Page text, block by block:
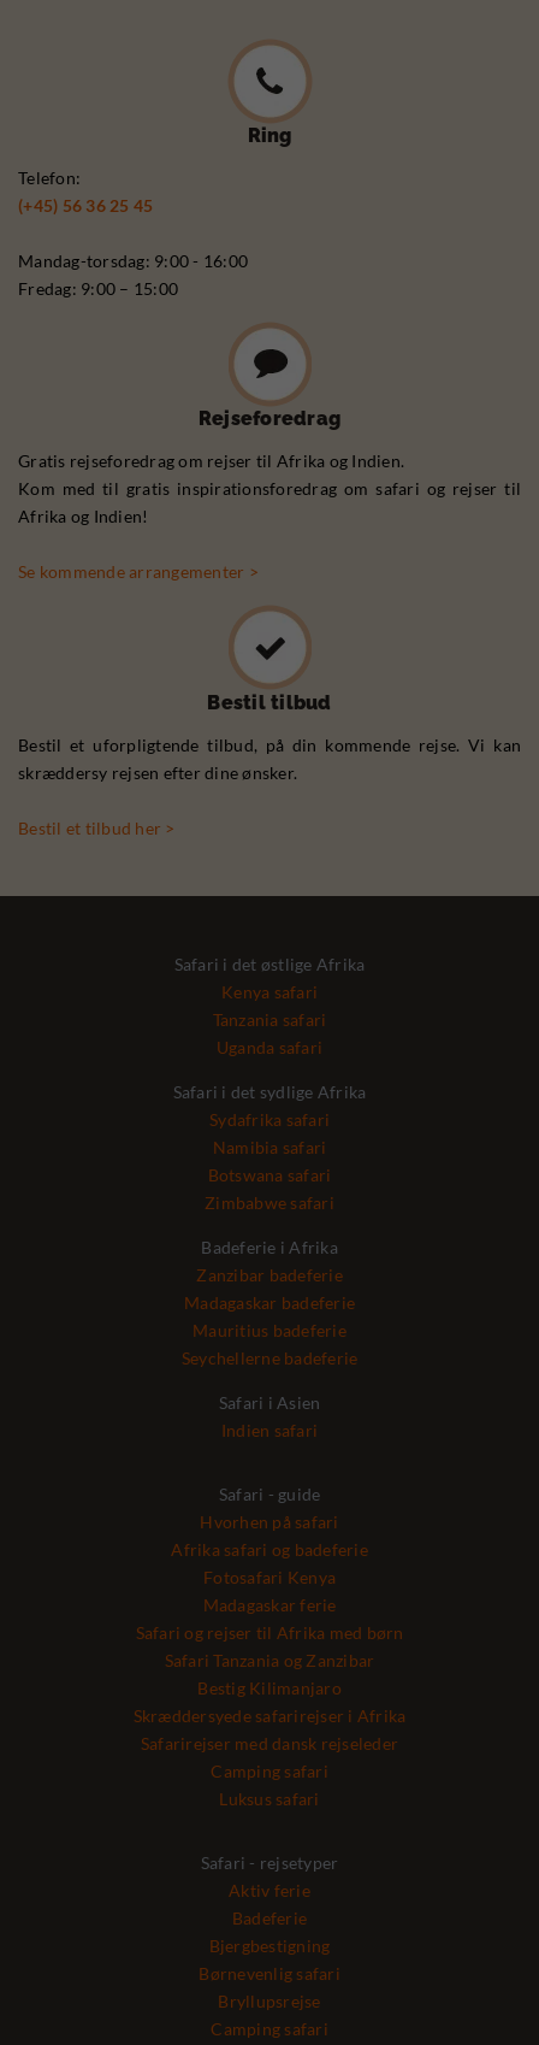
Ring
Telefon:
(+45) 56 36 25 45
Mandag-torsdag: 9:00 - 16:00
Fredag: 9:00 – 15:00
Rejseforedrag
Gratis rejseforedrag om rejser til Afrika og Indien.
Kom med til gratis inspirationsforedrag om safari og rejser til
Afrika og Indien!
Se kommende arrangementer >
Bestil tilbud
Bestil et uforpligtende tilbud, på din kommende rejse. Vi kan
skræddersy rejsen efter dine ønsker.
Bestil et tilbud her >
Safari i det østlige Afrika
Kenya safari
Tanzania safari
Uganda safari
Safari i det sydlige Afrika
Sydafrika safari
Namibia safari
Botswana safari
Zimbabwe safari
Badeferie i Afrika
Zanzibar badeferie
Madagaskar badeferie
Mauritius badeferie
Seychellerne badeferie
Safari i Asien
Indien safari
Safari - guide
Hvorhen på safari
Afrika safari og badeferie
Fotosafari Kenya
Madagaskar ferie
Safari og rejser til Afrika med børn
Safari Tanzania og Zanzibar
Bestig Kilimanjaro
Skræddersyede safarirejser i Afrika
Safarirejser med dansk rejseleder
Camping safari
Luksus safari
Safari - rejsetyper
Aktiv ferie
Badeferie
Bjergbestigning
Børnevenlig safari
Bryllupsrejse
Camping safari